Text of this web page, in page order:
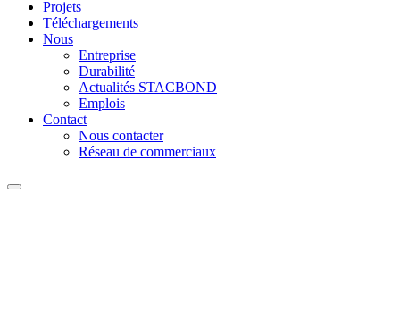
Projets
Téléchargements
Nous
Entreprise
Durabilité
Actualités STACBOND
Emplois
Contact
Nous contacter
Réseau de commerciaux